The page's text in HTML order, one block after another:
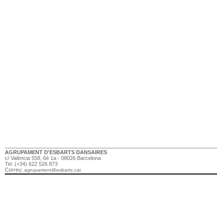
AGRUPAMENT D'ESBARTS DANSAIRES
c/ València 558, 6è 1a - 08026 Barcelona
Tel. (+34) 622 526 873
Correu: agrupament@esbarts.cat